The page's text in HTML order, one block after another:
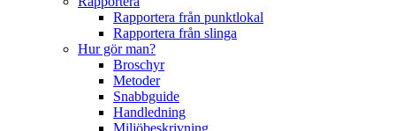
Rapportera från punktlokal
Rapportera från slinga
Hur gör man?
Broschyr
Metoder
Snabbguide
Handledning
Miljöbeskrivning